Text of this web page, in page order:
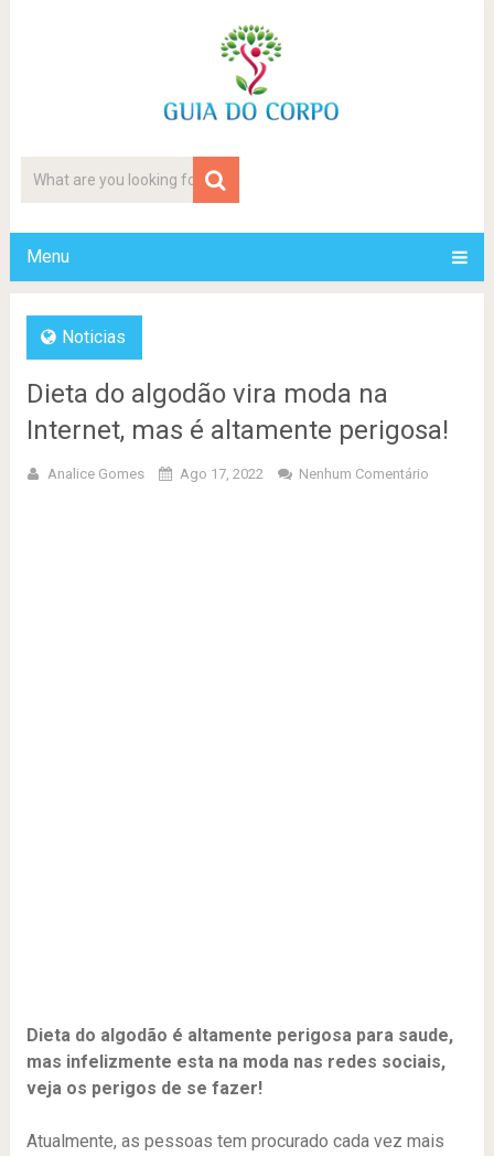
Menu
Noticias
Dieta do algodão vira moda na
Internet, mas é altamente perigosa!
Analice Gomes Ago 17, 2022 Nenhum Comentário
Dieta do algodão é altamente perigosa para saude,
mas infelizmente esta na moda nas redes sociais,
veja os perigos de se fazer!
Atualmente, as pessoas tem procurado cada vez mais